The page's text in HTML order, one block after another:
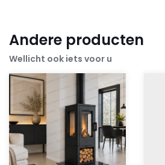
Andere producten
Wellicht ook iets voor u